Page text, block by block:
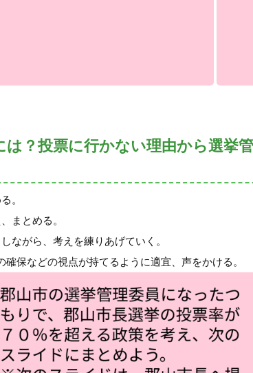
？投票に行かない理由から選挙
。
まとめる。
ながら、考えを練りあげていく。
保などの視点が持てるように適宜、声をかける。